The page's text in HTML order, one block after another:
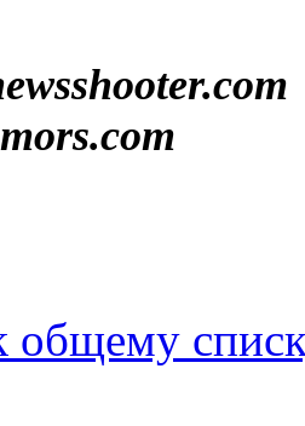
общему